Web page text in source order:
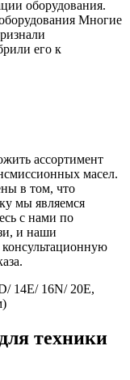
оборудования.
Многие
его к
ассортимент
масел.
в том, что
мы являемся
с нами по
и наши
14E/ 16N/ 20E,
техники